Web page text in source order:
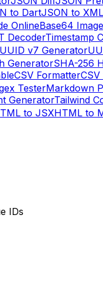
to DartJSON to XML
OnlineBase64
DecoderTimestamp
UUID v7 Generator
GeneratorSHA-256
CSV FormatterCSV
TesterMarkdown
GeneratorTailwind
to JSXHTML to
IDs